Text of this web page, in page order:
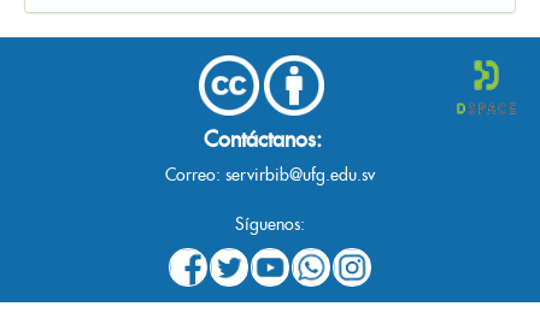
Contáctanos:
Correo: servirbib@ufg.edu.sv
Síguenos: